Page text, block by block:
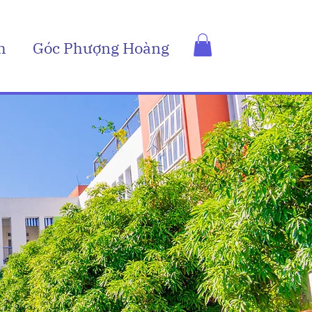
Góc Phượng Hoàng